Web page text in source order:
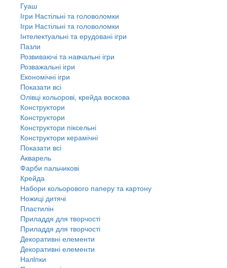
Гуаш
Ігри Настільні та головоломки
Ігри Настільні та головоломки
Інтелектуальні та ерудовані ігри
Пазли
Розвиваючі та навчальні ігри
Розважальні ігри
Економічні ігри
Показати всі
Олівці кольорові, крейда воскова
Конструктори
Конструктори
Конструктори піксельні
Конструктори керамічні
Показати всі
Акварель
Фарби пальчикові
Крейда
Набори кольорового паперу та картону
Ножиці дитячі
Пластилін
Приладдя для творчості
Приладдя для творчості
Декоративні елементи
Декоративні елементи
Налiпки